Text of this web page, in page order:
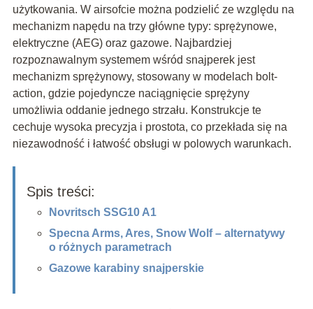
użytkowania. W airsofcie można podzielić ze względu na
mechanizm napędu na trzy główne typy: sprężynowe,
elektryczne (AEG) oraz gazowe. Najbardziej
rozpoznawalnym systemem wśród snajperek jest
mechanizm sprężynowy, stosowany w modelach bolt-
action, gdzie pojedyncze naciągnięcie sprężyny
umożliwia oddanie jednego strzału. Konstrukcje te
cechuje wysoka precyzja i prostota, co przekłada się na
niezawodność i łatwość obsługi w polowych warunkach.
Spis treści:
Novritsch SSG10 A1
Specna Arms, Ares, Snow Wolf – alternatywy
o różnych parametrach
Gazowe karabiny snajperskie